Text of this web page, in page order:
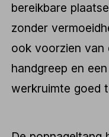
bereikbare
zonder
ook voorzien van
handgreep en
werkruimte goed